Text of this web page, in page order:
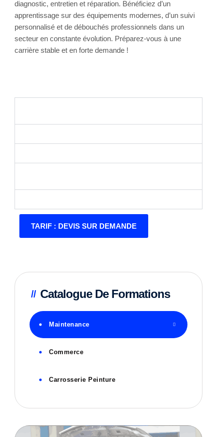
diagnostic, entretien et réparation. Bénéficiez d’un
apprentissage sur des équipements modernes, d’un suivi
personnalisé et de débouchés professionnels dans un
secteur en constante évolution. Préparez-vous à une
carrière stable et en forte demande !
TARIF : DEVIS SUR DEMANDE
Catalogue De Formations
Maintenance
Commerce
Carrosserie Peinture